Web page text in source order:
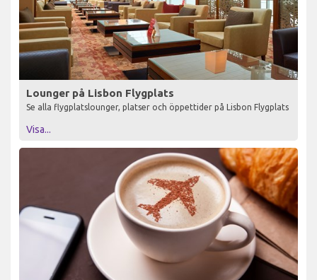
Lounger på Lisbon Flygplats
Se alla flygplatslounger, platser och öppettider på Lisbon Flygplats
Visa...